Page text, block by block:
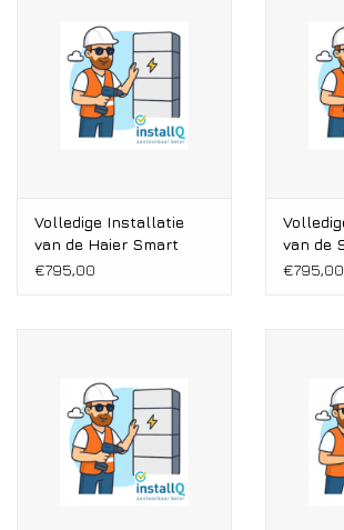
Installatie
Gereedschap
Tips van de Expert
0% BTW tarief
Volledige Installatie
van de Haier Smart
Cube
€795,00
van de
€795,00